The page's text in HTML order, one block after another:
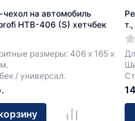
чехол на автомобиль
HTB-406 (S) хетчбек
размеры: 406 х 165 х
/ универсал.
14